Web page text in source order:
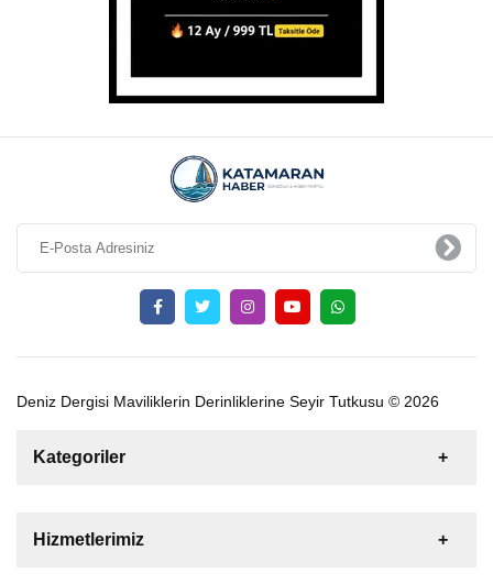
Deniz Dergisi Maviliklerin Derinliklerine Seyir Tutkusu © 2026
Kategoriler
Tekne
Hizmetlerimiz